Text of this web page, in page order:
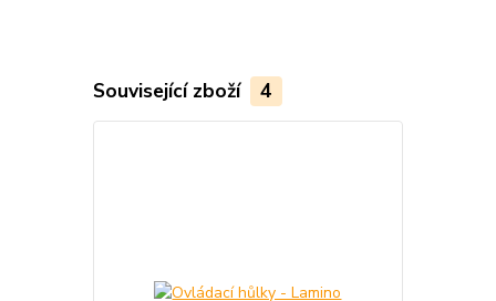
Související zboží 4